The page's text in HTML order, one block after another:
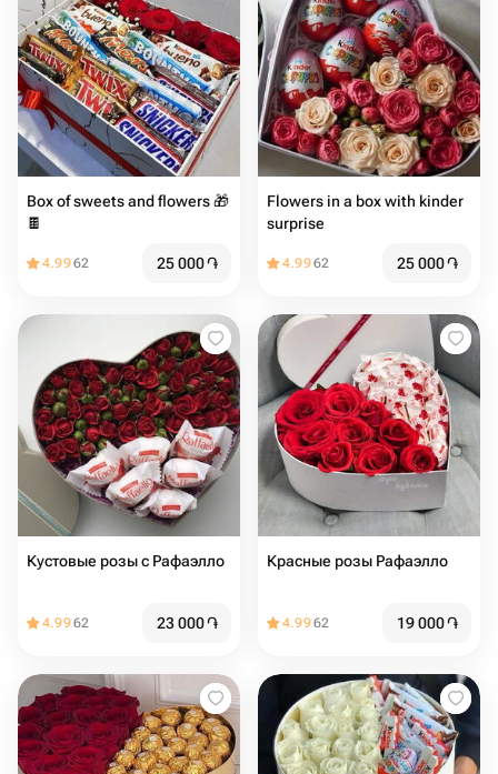
Box of sweets and flowers 🎁
🍫
4.9962 25 000֏
Flowers in a box with kinder
surprise
4.9962 25 000֏
Кустовые розы с Рафаэлло
4.9962 23 000֏
Красные розы Рафаэлло ￼
4.9962 19 000֏